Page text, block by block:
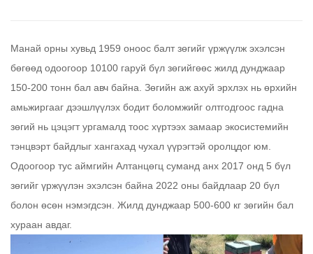
Манай орны хувьд 1959 оноос балт зөгийг үржүүлж эхэлсэн
бөгөөд одоогоор 10100 гаруй бүл зөгийгөөс жилд дунджаар
150-200 тонн бал авч байна. Зөгийн аж ахуй эрхлэх нь өрхийн
амьжиргааг дээшлүүлэх бодит боломжийг олтгодгоос гадна
зөгий нь цэцэгт ургамалд тоос хүртээх замаар экосистемийн
тэнцвэрт байдлыг хангахад чухал үүрэгтэй оролцдог юм.
Одоогоор тус аймгийн Алтанцөгц суманд анх 2017 онд 5 бүл
зөгийг үржүүлэн эхэлсэн байна 2022 оны байдлаар 20 бүл
болон өсөн нэмэгдсэн. Жилд дунджаар 500-600 кг зөгийн бал
хураан авдаг.